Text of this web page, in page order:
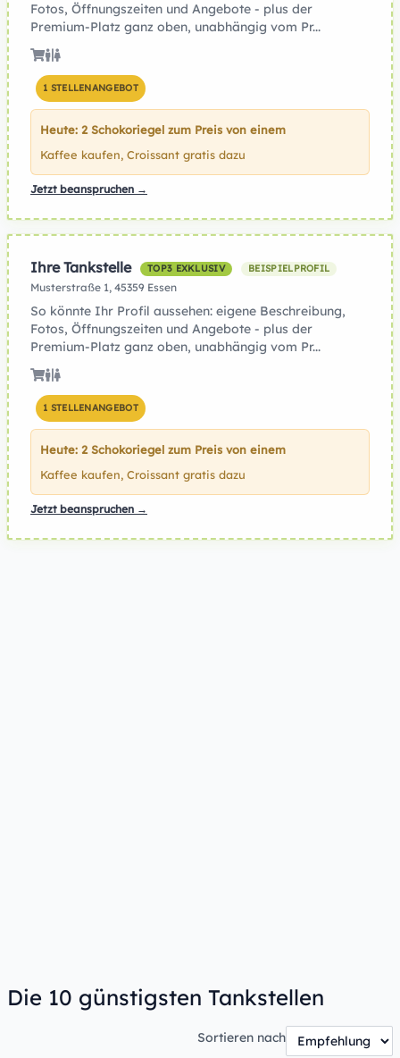
Fotos, Öffnungszeiten und Angebote - plus der
Premium-Platz ganz oben, unabhängig vom Pr...
1 STELLENANGEBOT
Heute: 2 Schokoriegel zum Preis von einem
Kaffee kaufen, Croissant gratis dazu
Jetzt beanspruchen →
Ihre Tankstelle TOP3 EXKLUSIV BEISPIELPROFIL
Musterstraße 1, 45359 Essen
So könnte Ihr Profil aussehen: eigene Beschreibung,
Fotos, Öffnungszeiten und Angebote - plus der
Premium-Platz ganz oben, unabhängig vom Pr...
1 STELLENANGEBOT
Heute: 2 Schokoriegel zum Preis von einem
Kaffee kaufen, Croissant gratis dazu
Jetzt beanspruchen →
Die 10 günstigsten Tankstellen
Sortieren nach